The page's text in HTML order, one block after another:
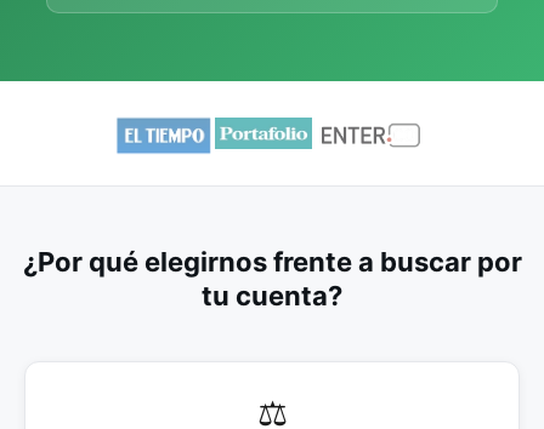
¿Por qué elegirnos frente a buscar por
tu cuenta?
⚖️